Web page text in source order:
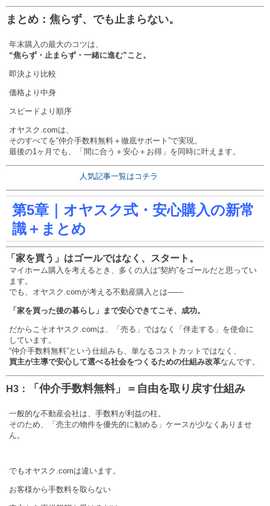
まとめ：焦らず、でも止まらない。
年末購入の最大のコツは、
“焦らず・止まらず・一緒に進む”こと。
即決より比較
価格より中身
スピードより順序
オヤスク.comは、
そのすべてを“仲介手数料無料＋徹底サポート”で実現。
最後の1ヶ月でも、「間に合う＋安心＋お得」を同時に叶えます。
人気記事一覧はコチラ
第5章｜オヤスク式・安心購入の新常
識＋まとめ
「家を買う」はゴールではなく、スタート。
マイホーム購入を考えるとき、多くの人は“契約”をゴールだと思ってい
ます。
でも、オヤスク.comが考える不動産購入とは——
「家を買った後の暮らし」まで安心できてこそ、成功。
だからこそオヤスク.comは、「売る」ではなく「伴走する」を使命に
しています。
“仲介手数料無料”という仕組みも、単なるコストカットではなく、
買主が主導で安心して選べる社会をつくるための仕組み改革なんです。
H3： 「仲介手数料無料」＝自由を取り戻す仕組み
一般的な不動産会社は、手数料が利益の柱。
そのため、「売主の物件を優先的に勧める」ケースが少なくありませ
ん。
でもオヤスク.comは違います。
お客様から手数料を取らない